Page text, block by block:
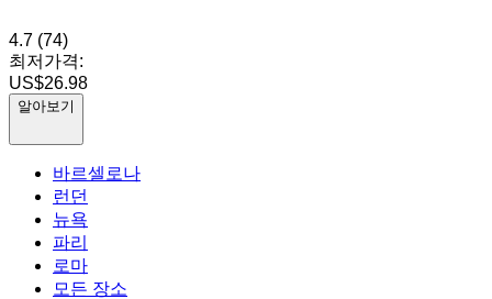
4.7 (74)
최저가격:
US$26.98
알아보기
바르셀로나
런던
뉴욕
파리
로마
모든 장소